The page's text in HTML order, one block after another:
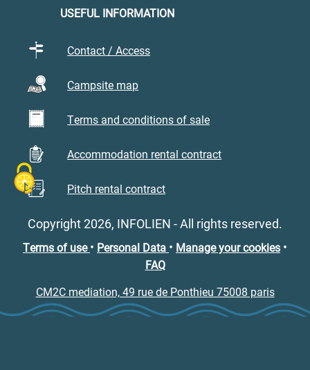
USEFUL INFORMATION
Contact / Access
Campsite map
Terms and conditions of sale
Accommodation rental contract
Pitch rental contract
Copyright 2026, INFOLIEN - All rights reserved.
Terms of use• Personal Data • Manage your cookies •
FAQ
CM2C mediation, 49 rue de Ponthieu 75008 paris